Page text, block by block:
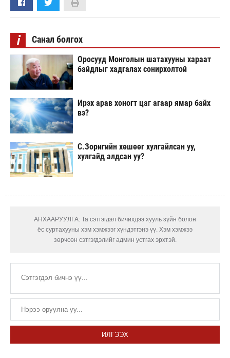
i Санал болгох
Оросууд Монголын шатахууны хараат
байдлыг хадгалах сонирхолтой
Ирэх арав хоногт цаг агаар ямар байх
вэ?
С.Зоригийн хөшөөг хулгайлсан уу,
хулгайд алдсан уу?
АНХААРУУЛГА: Та сэтгэгдэл бичихдээ хууль зүйн болон
ёс суртахууны хэм хэмжээг хүндэтгэнэ үү. Хэм хэмжээ
зөрчсөн сэтгэгдэлийг админ устгах эрхтэй.
ИЛГЭЭХ